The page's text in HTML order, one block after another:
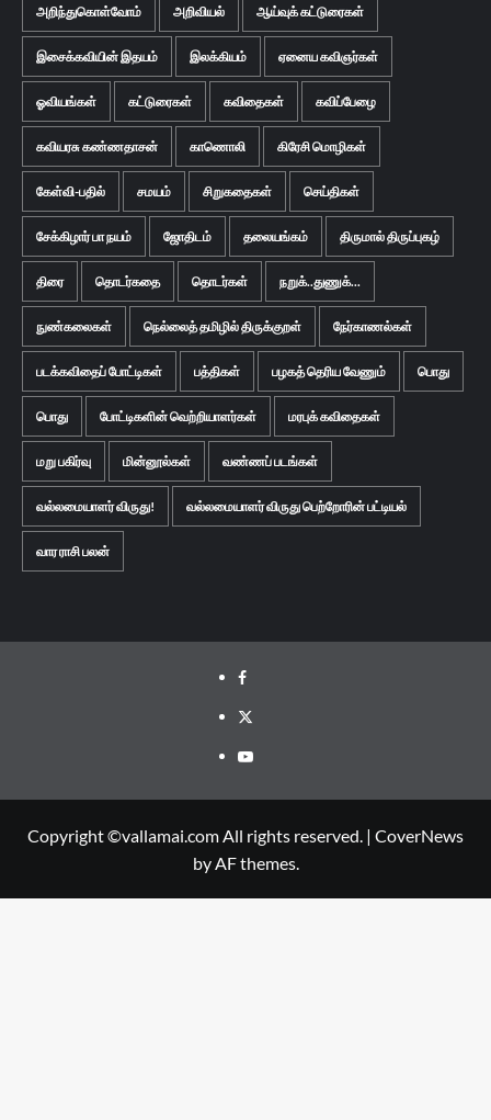
அறிந்துகொள்வோம் அறிவியல் ஆய்வுக் கட்டுரைகள்
இசைக்கவியின் இதயம் இலக்கியம் ஏனைய கவிஞர்கள்
ஓவியங்கள் கட்டுரைகள் கவிதைகள் கவிப்பேழை
கவியரசு கண்ணதாசன் காணொலி கிரேசி மொழிகள்
கேள்வி-பதில் சமயம் சிறுகதைகள் செய்திகள்
சேக்கிழார் பா நயம் ஜோதிடம் தலையங்கம் திருமால் திருப்புகழ்
திரை தொடர்கதை தொடர்கள் நறுக்..துணுக்...
நுண்கலைகள் நெல்லைத் தமிழில் திருக்குறள் நேர்காணல்கள்
படக்கவிதைப் போட்டிகள் பத்திகள் பழகத் தெரிய வேணும் பொது
பொது போட்டிகளின் வெற்றியாளர்கள் மரபுக் கவிதைகள்
மறு பகிர்வு மின்னூல்கள் வண்ணப் படங்கள்
வல்லமையாளர் விருது! வல்லமையாளர் விருது பெற்றோரின் பட்டியல்
வார ராசி பலன்
Facebook
Twitter
Youtube
Copyright ©vallamai.com All rights reserved. | CoverNews
by AF themes.